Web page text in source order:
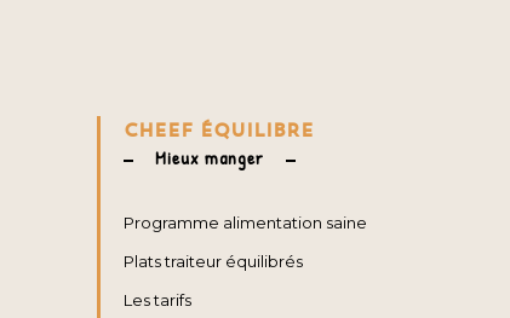
CHEEF ÉQUILIBRE
Mieux manger
Programme alimentation saine
Plats traiteur équilibrés
Les tarifs